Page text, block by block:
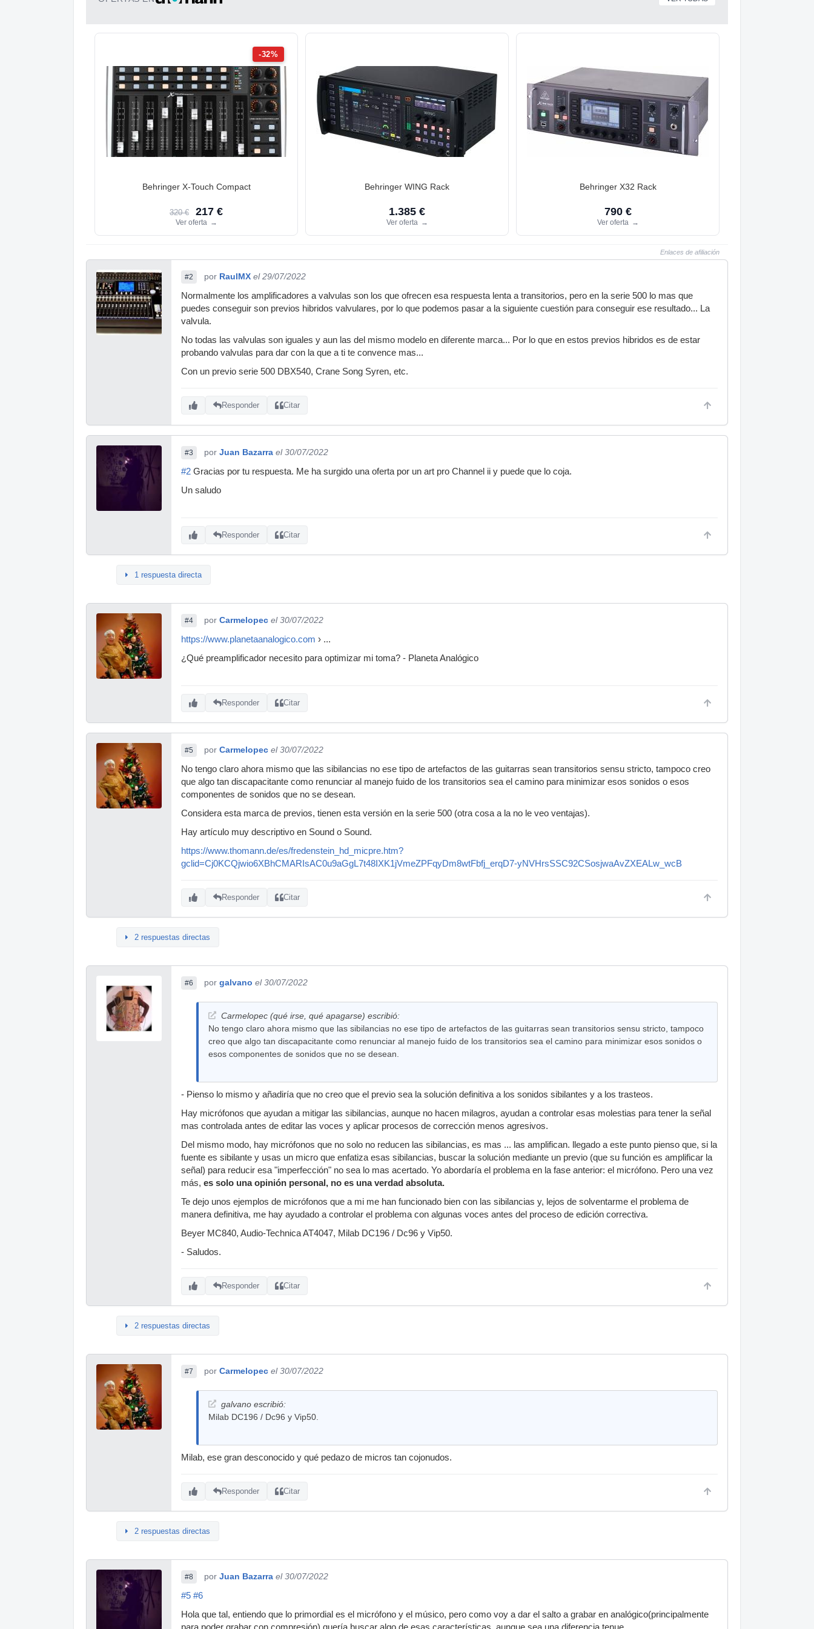
-32%
Behringer X-Touch Compact
320 € 217 €
Ver oferta →
Behringer WING Rack
1.385 €
Ver oferta →
Behringer X32 Rack
790 €
Ver oferta →
Enlaces de afiliación
#2 por RaulMX el 29/07/2022
Normalmente los amplificadores a valvulas son los que ofrecen esa respuesta lenta a transitorios, pero en la serie 500 lo mas que
puedes conseguir son previos hibridos valvulares, por lo que podemos pasar a la siguiente cuestión para conseguir ese resultado... La
valvula.
No todas las valvulas son iguales y aun las del mismo modelo en diferente marca... Por lo que en estos previos hibridos es de estar
probando valvulas para dar con la que a ti te convence mas...
Con un previo serie 500 DBX540, Crane Song Syren, etc.
Responder Citar
#3 por Juan Bazarra el 30/07/2022
#2 Gracias por tu respuesta. Me ha surgido una oferta por un art pro Channel ii y puede que lo coja.
Un saludo
Responder Citar
1 respuesta directa
#4 por Carmelopec el 30/07/2022
https://www.planetaanalogico.com › ...
¿Qué preamplificador necesito para optimizar mi toma? - Planeta Analógico
Responder Citar
#5 por Carmelopec el 30/07/2022
No tengo claro ahora mismo que las sibilancias no ese tipo de artefactos de las guitarras sean transitorios sensu stricto, tampoco creo
que algo tan discapacitante como renunciar al manejo fuido de los transitorios sea el camino para minimizar esos sonidos o esos
componentes de sonidos que no se desean.
Considera esta marca de previos, tienen esta versión en la serie 500 (otra cosa a la no le veo ventajas).
Hay artículo muy descriptivo en Sound o Sound.
https://www.thomann.de/es/fredenstein_hd_micpre.htm?
gclid=Cj0KCQjwio6XBhCMARIsAC0u9aGgL7t48IXK1jVmeZPFqyDm8wtFbfj_erqD7-yNVHrsSSC92CSosjwaAvZXEALw_wcB
Responder Citar
2 respuestas directas
#6 por galvano el 30/07/2022
Carmelopec (qué irse, qué apagarse) escribió:
No tengo claro ahora mismo que las sibilancias no ese tipo de artefactos de las guitarras sean transitorios sensu stricto, tampoco
creo que algo tan discapacitante como renunciar al manejo fuido de los transitorios sea el camino para minimizar esos sonidos o
esos componentes de sonidos que no se desean.
- Pienso lo mismo y añadiría que no creo que el previo sea la solución definitiva a los sonidos sibilantes y a los trasteos.
Hay micrófonos que ayudan a mitigar las sibilancias, aunque no hacen milagros, ayudan a controlar esas molestias para tener la señal
mas controlada antes de editar las voces y aplicar procesos de corrección menos agresivos.
Del mismo modo, hay micrófonos que no solo no reducen las sibilancias, es mas ... las amplifican. llegado a este punto pienso que, si la
fuente es sibilante y usas un micro que enfatiza esas sibilancias, buscar la solución mediante un previo (que su función es amplificar la
señal) para reducir esa "imperfección" no sea lo mas acertado. Yo abordaría el problema en la fase anterior: el micrófono. Pero una vez
más, es solo una opinión personal, no es una verdad absoluta.
Te dejo unos ejemplos de micrófonos que a mi me han funcionado bien con las sibilancias y, lejos de solventarme el problema de
manera definitiva, me hay ayudado a controlar el problema con algunas voces antes del proceso de edición correctiva.
Beyer MC840, Audio-Technica AT4047, Milab DC196 / Dc96 y Vip50.
- Saludos.
Responder Citar
2 respuestas directas
#7 por Carmelopec el 30/07/2022
galvano escribió:
Milab DC196 / Dc96 y Vip50.
Milab, ese gran desconocido y qué pedazo de micros tan cojonudos.
Responder Citar
2 respuestas directas
#8 por Juan Bazarra el 30/07/2022
#5 #6
Hola que tal, entiendo que lo primordial es el micrófono y el músico, pero como voy a dar el salto a grabar en analógico(principalmente